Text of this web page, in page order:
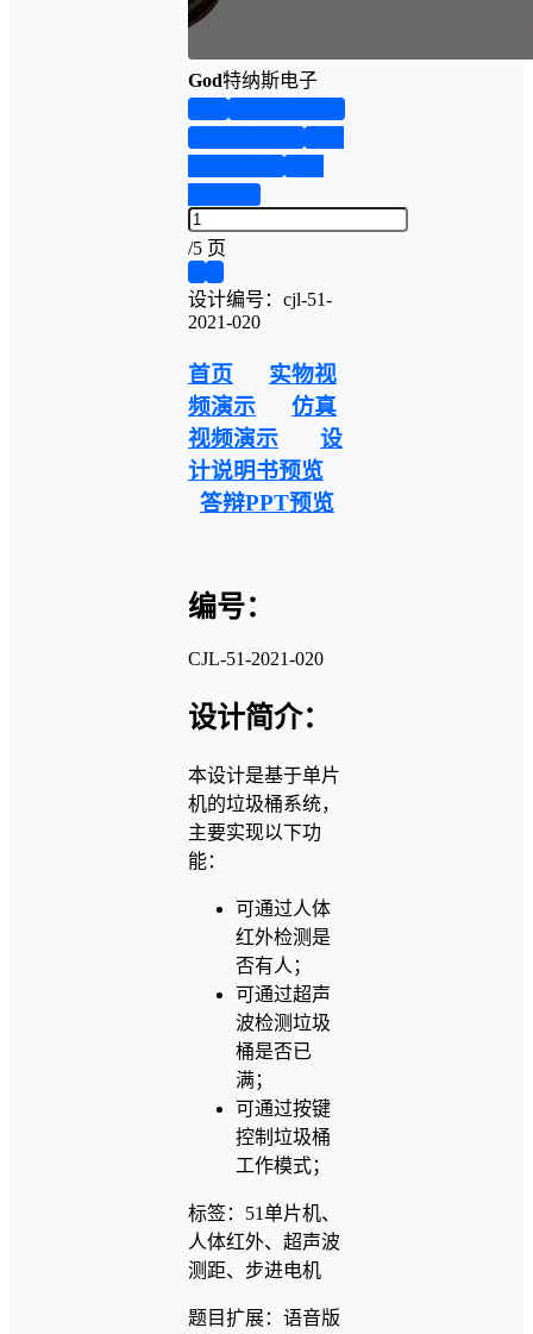
God特纳斯电子
/5 页
设计编号：cjl-51-
2021-020
首页
实物视
频演示
仿真
视频演示
设
计说明书预览
答辩PPT预览
编号：
CJL-51-2021-020
设计简介：
本设计是基于单片
机的垃圾桶系统，
主要实现以下功
能：
可通过人体
红外检测是
否有人；
可通过超声
波检测垃圾
桶是否已
满；
可通过按键
控制垃圾桶
工作模式；
标签：51单片机、
人体红外、超声波
测距、步进电机
题目扩展：语音版